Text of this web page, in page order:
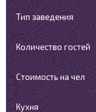
Тип заведения
Количество гостей
Стоимость на чел
Кухня